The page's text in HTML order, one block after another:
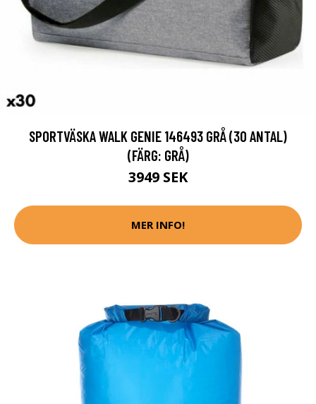
SPORTVÄSKA WALK GENIE 146493 GRÅ (30 ANTAL)
(FÄRG: GRÅ)
3949 SEK
MER INFO!